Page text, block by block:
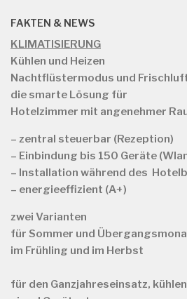
FAKTEN & NEWS
KLIMATISIERUNG
Kühlen und Heizen
Nachtflüstermodus und
die smarte Lösung für
Hotelzimmer mit angenehmer
– zentral steuerbar (Rezeption)
– Einbindung bis 150 Geräte
– Installation während des
– energieeffizient (A+)
zwei Varianten
für Sommer und
im Frühling und im Herbst
für den Ganzjahreseinsatz,